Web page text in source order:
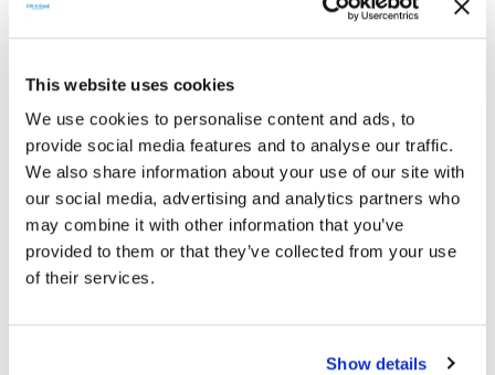
This website uses cookies
We use cookies to personalise content and ads, to
provide social media features and to analyse our traffic.
We also share information about your use of our site with
our social media, advertising and analytics partners who
may combine it with other information that you’ve
provided to them or that they’ve collected from your use
of their services.
Show details
Koruma Sınıfı
Ağırlık [kg]
Depolama Sıcaklığı [°C]
-40~+65
BENZER ÜRÜNLER